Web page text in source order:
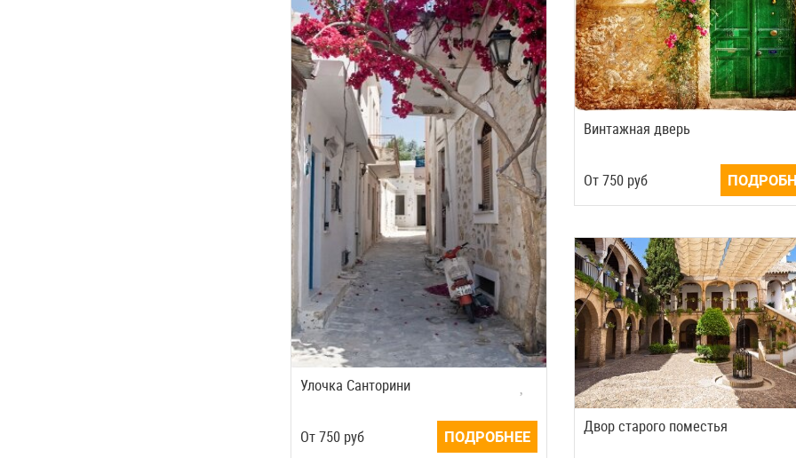
Улочка Санторини
Oт750руб ПОДРОБНЕЕ
Винтажная дверь
Oт750 руб
Двор старого поместья